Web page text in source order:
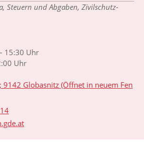
Steuern und Abgaben, Zivilschutz-
15:30 Uhr
Uhr
9142 Globasnitz (Öffnet in neuem Fen